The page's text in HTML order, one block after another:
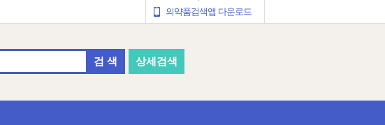
의약품검색앱 다운로드
검 색 상세검색